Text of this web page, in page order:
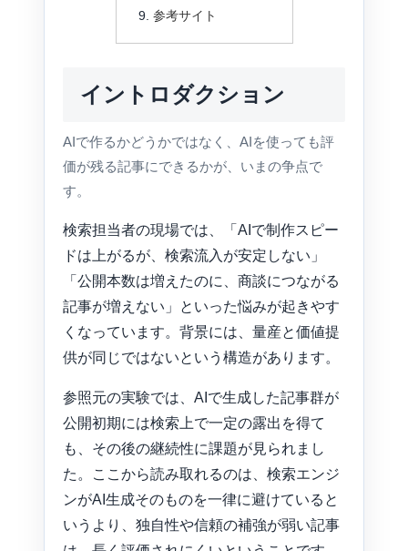
参考サイト
イントロダクション
AIで作るかどうかではなく、AIを使っても評
価が残る記事にできるかが、いまの争点で
す。
検索担当者の現場では、「AIで制作スピー
ドは上がるが、検索流入が安定しない」
「公開本数は増えたのに、商談につながる
記事が増えない」といった悩みが起きやす
くなっています。背景には、量産と価値提
供が同じではないという構造があります。
参照元の実験では、AIで生成した記事群が
公開初期には検索上で一定の露出を得て
も、その後の継続性に課題が見られまし
た。ここから読み取れるのは、検索エンジ
ンがAI生成そのものを一律に避けていると
いうより、独自性や信頼の補強が弱い記事